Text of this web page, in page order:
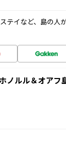
テイなど、島の人
ルル＆オアフ